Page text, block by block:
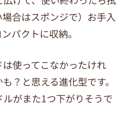
合はスポンジで）お手入
パクトに収納。
使ってこなかったけれ
？と思える進化型です。
がまた1つ下がりそうで